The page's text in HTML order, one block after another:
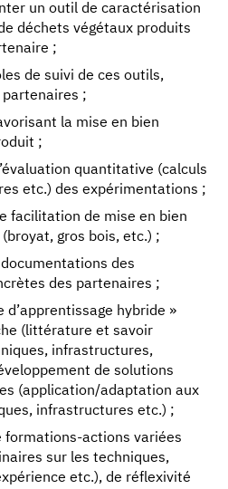
un outil de caractérisation
déchets végétaux produits
;
de suivi de ces outils,
;
la mise en bien
;
quantitative (calculs
etc.) des expérimentations ;
facilitation de mise en bien
gros bois, etc.) ;
des
des partenaires ;
d’apprentissage hybride »
(littérature et savoir
infrastructures,
de solutions
(application/adaptation aux
infrastructures etc.) ;
formations-actions variées
sur les techniques,
etc.), de réflexivité